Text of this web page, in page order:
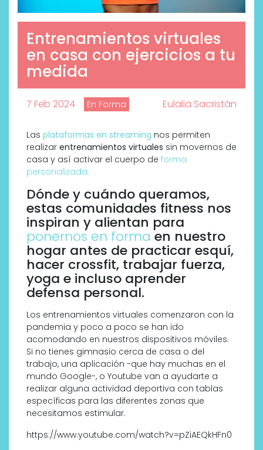
Entrenamientos virtuales
en casa con ejercicios a tu
medida
7 Feb 2024 En Forma Eulalia Sacristán
Las plataformas en streaming nos permiten
realizar entrenamientos virtuales sin movernos de
casa y así activar el cuerpo de forma
personalizada.
Dónde y cuándo queramos,
estas comunidades fitness nos
inspiran y alientan para
ponernos en forma en nuestro
hogar antes de practicar esquí,
hacer crossfit, trabajar fuerza,
yoga e incluso aprender
defensa personal.
Los entrenamientos virtuales comenzaron con la
pandemia y poco a poco se han ido
acomodando en nuestros dispositivos móviles.
Si no tienes gimnasio cerca de casa o del
trabajo, una aplicación -que hay muchas en el
mundo Google-, o Youtube van a ayudarte a
realizar alguna actividad deportiva con tablas
específicas para las diferentes zonas que
necesitamos estimular.
https://www.youtube.com/watch?v=pZiAEQkHFn0